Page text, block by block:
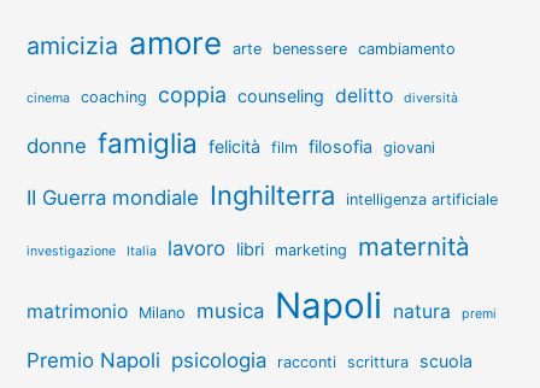
amicizia amore arte benessere cambiamento
cinema coaching coppia counseling delitto diversità
donne famiglia felicità film filosofia giovani
II Guerra mondiale Inghilterra intelligenza artificiale
investigazione Italia lavoro libri marketing maternità
matrimonio Milano musica Napoli natura premi
Premio Napoli psicologia racconti scrittura scuola